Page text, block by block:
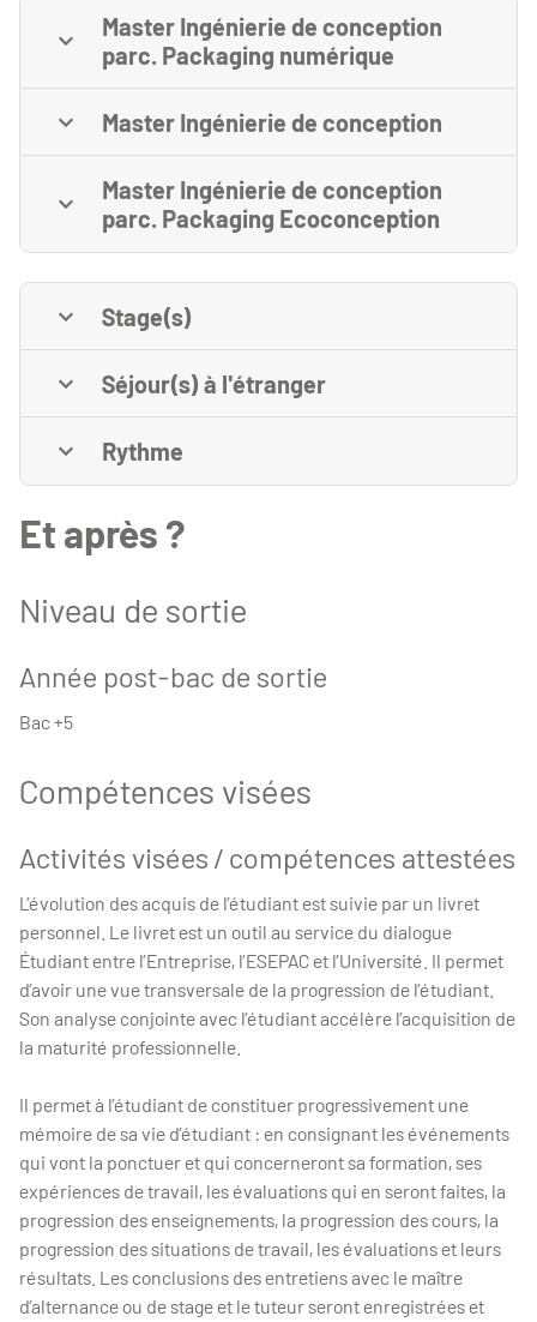
Master Ingénierie de conception
parc. Packaging numérique
Master Ingénierie de conception
Master Ingénierie de conception
parc. Packaging Ecoconception
Stage(s)
Séjour(s) à l'étranger
Rythme
Et après ?
Niveau de sortie
Année post-bac de sortie
Bac +5
Compétences visées
Activités visées / compétences attestées
L’évolution des acquis de l’étudiant est suivie par un livret
personnel. Le livret est un outil au service du dialogue
Étudiant entre l’Entreprise, l’ESEPAC et l’Université. Il permet
d’avoir une vue transversale de la progression de l’étudiant.
Son analyse conjointe avec l’étudiant accélère l’acquisition de
la maturité professionnelle.
Il permet à l’étudiant de constituer progressivement une
mémoire de sa vie d’étudiant : en consignant les événements
qui vont la ponctuer et qui concerneront sa formation, ses
expériences de travail, les évaluations qui en seront faites, la
progression des enseignements, la progression des cours, la
progression des situations de travail, les évaluations et leurs
résultats. Les conclusions des entretiens avec le maître
d’alternance ou de stage et le tuteur seront enregistrées et